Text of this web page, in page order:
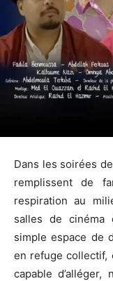
Dans les soirées
remplissent de
respiration au
salles de cinéma
simple espace de
en refuge collectif,
capable